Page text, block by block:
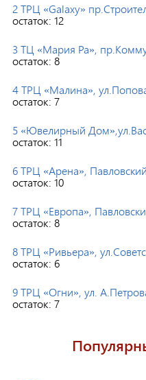
2 ТРЦ «Galaxy»
остаток: 12
3 ТЦ «Мария Ра»,
остаток: 8
4 ТРЦ «Малина»,
остаток: 7
5 «Ювелирный
остаток: 11
6 ТРЦ «Арена», Павловский
остаток: 10
7 ТРЦ «Европа»,
остаток: 8
8 ТРЦ «Ривьера»,
остаток: 6
9 ТРЦ «Огни», ул.
остаток: 7